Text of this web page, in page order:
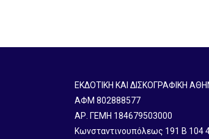
ΕΚΔΟΤΙΚΗ ΚΑΙ ΔΙΣΚΟΓΡΑΦΙΚΗ
ΑΦΜ 802888577
ΑΡ. ΓΕΜΗ 184679503000
Κωνσταντινουπόλεως 191 B 104